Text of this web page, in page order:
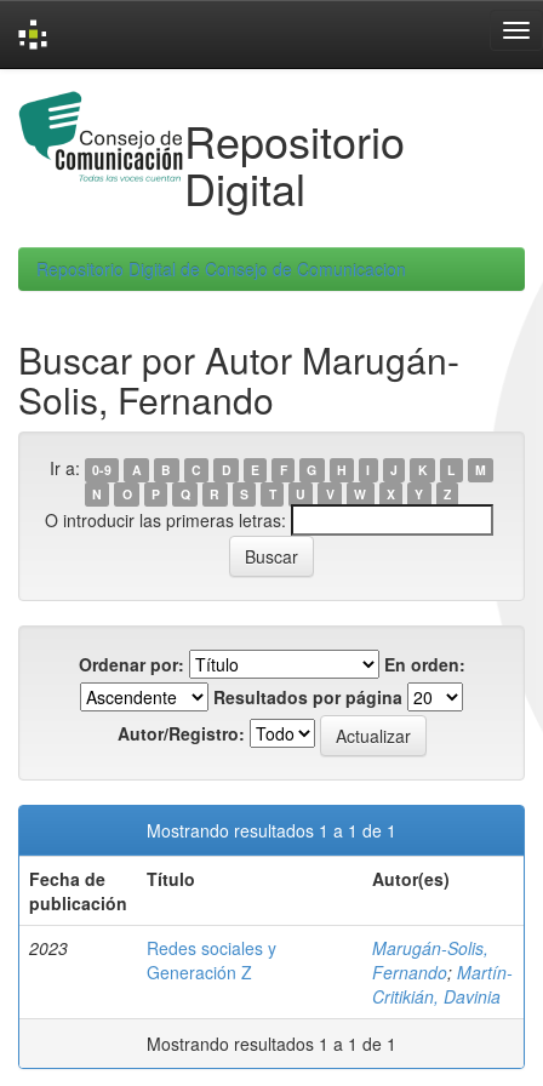
navigation
Repositorio
Digital
Repositorio Digital de Consejo de Comunicacion
Buscar por Autor Marugán-
Solis, Fernando
Ir a: 0-9 A B C D E F G H I J K L
M
N
O P Q R S T U V W X Y Z
O introducir las primeras letras:
Ordenar por:
En orden:
Resultados por página
Autor/Registro:
Mostrando resultados 1 a 1 de 1
Fecha de
publicación
Título Autor(es)
2023
Redes sociales y
Generación Z
Marugán-Solis,
Fernando; Martín-
Critikián, Davinia
Mostrando resultados 1 a 1 de 1